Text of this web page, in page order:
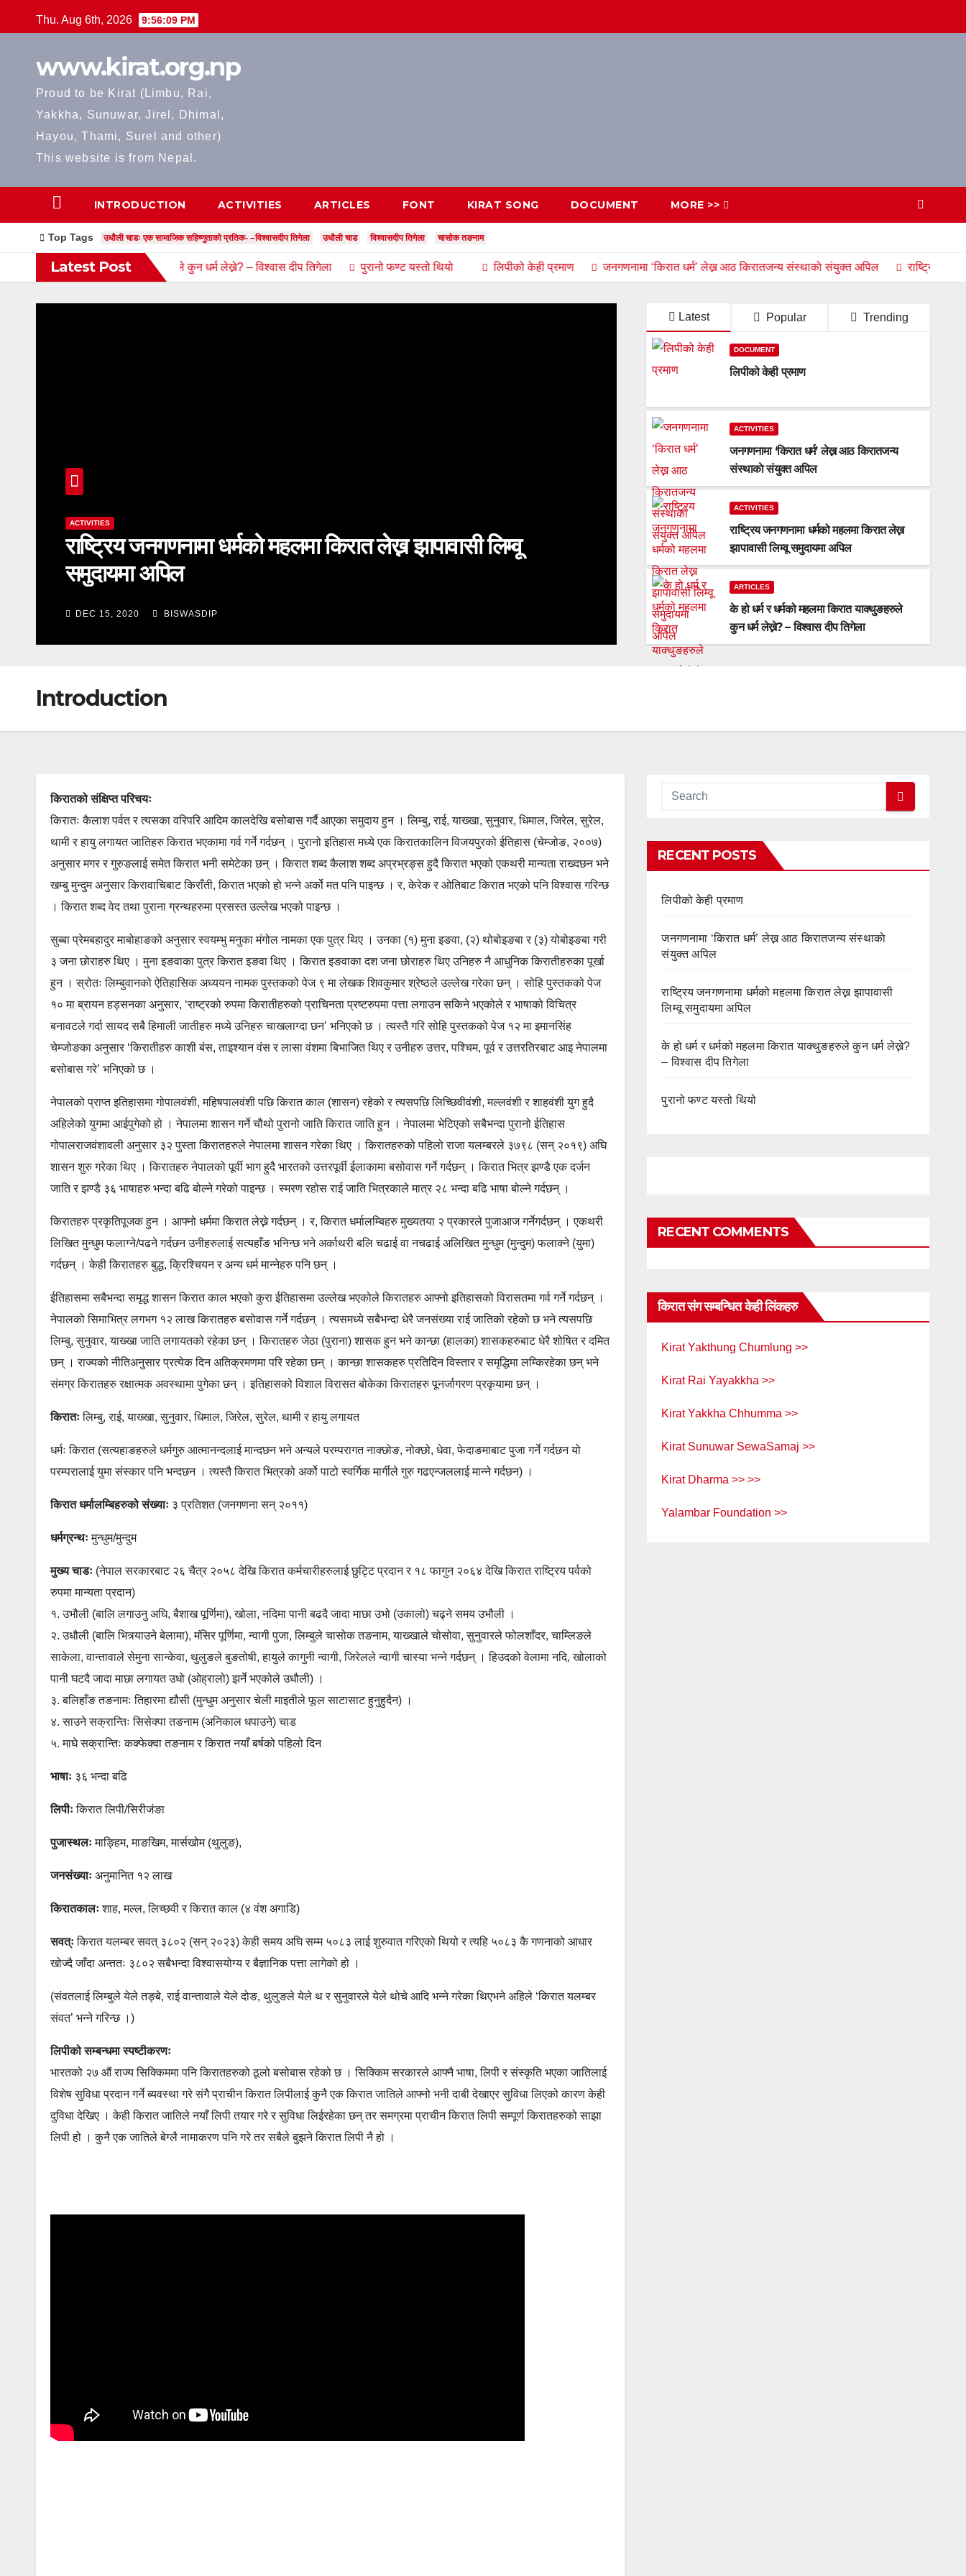
to
Thu. Aug 6th, 2026 9:56:10 PM
www.kirat.org.np
Proud to be Kirat (Limbu, Rai,
Yakkha, Sunuwar, Jirel, Dhimal,
Hayou, Thami, Surel and other)
This website is from Nepal.
INTRODUCTION ACTIVITIES ARTICLES FONT KIRAT SONG DOCUMENT MORE >>
Top Tags उधौली चाडः एक सामाजिक सहिष्णुताको प्रतिक- –विश्वासदीप तिगेला उधौली चाड विश्वासदीप तिगेला चासोक तङनाम
Latest Post
र धर्मको महलमा किरात याक्थुङहरुले कुन धर्म लेख्ने? – विश्वास दीप तिगेला पुरानो फण्ट यस्तो थियो लिपीको केही प्रमाण जनगणनामा ‘किरात धर्म’ लेख्न आठ किरातजन्य संस्थाकाे संयुक्त अपिल राष्ट्रिय जनगणनामा
ACTIVITIES
राष्ट्रिय जनगणनामा धर्मको महलमा किरात लेख्न झापावासी लिम्वू
समुदायमा अपिल
DEC 15, 2020 BISWASDIP
के हो धर्म र धर्मको महलमा किरात
दीप तिगेला
DEC 15, 2020 BISWASDIP
Latest Popular Trending
DOCUMENT
लिपीको केही प्रमाण
ACTIVITIES
जनगणनामा ‘किरात धर्म’ लेख्न आठ किरातजन्य
संस्थाकाे संयुक्त अपिल
ACTIVITIES
राष्ट्रिय जनगणनामा धर्मको महलमा किरात लेख्न
झापावासी लिम्वू समुदायमा अपिल
ARTICLES
के हो धर्म र धर्मको महलमा किरात याक्थुङहरुले
कुन धर्म लेख्ने? – विश्वास दीप तिगेला
Introduction
किरातको संक्षिप्त परिचयः
किरातः कैलाश पर्वत र त्यसका वरिपरि आदिम कालदेखि बसोबास गर्दै आएका समुदाय हुन । लिम्बु, राई, याख्खा, सुनुवार, धिमाल, जिरेल, सुरेल,
थामी र हायु लगायत जातिहरु किरात भएकामा गर्व गर्ने गर्दछन् । पुरानो इतिहास मध्ये एक किरातकालिन विजयपुरको ईतिहास (चेम्जोङ, २००७)
अनुसार मगर र गुरुङलाई समेत किरात भनी समेटेका छन् । किरात शब्द कैलाश शब्द अप्रभ्रङ्स हुदै किरात भएको एकथरी मान्यता राख्दछन भने
खम्बु मुन्दुम अनुसार किरावाचिबाट किराँती, किरात भएको हो भन्ने अर्को मत पनि पाइन्छ । र, केरेक र ओतिबाट किरात भएको पनि विश्वास गरिन्छ
। किरात शब्द वेद तथा पुराना ग्रन्थहरुमा प्रसस्त उल्लेख भएको पाइन्छ ।
सुब्बा प्रेमबहादुर माबोहाङको अनुसार स्वयम्भु मनुका मंगोल नामका एक पुत्र थिए । उनका (१) मुना इङवा, (२) थोबोइङबा र (३) योबोइङबा गरी
३ जना छोराहरु थिए । मुना इङवाका पुत्र किरात इङवा थिए । किरात इङवाका दश जना छोराहरु थिए उनिहरु नै आधुनिक किरातीहरुका पूर्खा
हुन । स्रोतः लिम्बुवानको ऐतिहासिक अध्ययन नामक पुस्तकको पेज ९ मा लेखक शिवकुमार श्रेष्ठले उल्लेख गरेका छन् । सोहि पुस्तकको पेज
१० मा ब्रायन हड्सनका अनुसार, ‘राष्ट्रको रुपमा किरातीहरुको प्राचिनता प्रष्टरुपमा पत्ता लगाउन सकिने भएकोले र भाषाको विचित्र
बनावटले गर्दा सायद सबै हिमाली जातीहरु मध्ये उनिहरु चाखलाग्दा छन’ भनिएको छ । त्यस्तै गरि सोहि पुस्तकको पेज १२ मा इमानसिंह
चेम्जोङका अनुसार ‘किरातीहरु काशी बंस, ताइश्यान वंस र लासा वंशमा बिभाजित थिए र उनीहरु उत्तर, पश्चिम, पूर्व र उत्तरतिरबाट आइ नेपालमा
बसोबास गरे’ भनिएको छ ।
नेपालको प्राप्त इतिहासमा गोपालवंशी, महिषपालवंशी पछि किरात काल (शासन) रहेको र त्यसपछि लिच्छिवीवंशी, मल्लवंशी र शाहवंशी युग हुदै
अहिलेको युगमा आईपुगेको हो । नेपालमा शासन गर्ने चौथो पुरानो जाति किरात जाति हुन । नेपालमा भेटिएको सबैभन्दा पुरानो ईतिहास
गोपालराजवंशावली अनुसार ३२ पुस्ता किरातहरुले नेपालमा शासन गरेका थिए । किरातहरुको पहिलो राजा यलम्बरले ३७९८ (सन् २०१९) अघि
शासन शुरु गरेका थिए । किरातहरु नेपालको पूर्वी भाग हुदै भारतको उत्तरपूर्वी ईलाकामा बसोवास गर्ने गर्दछन् । किरात भित्र झण्डै एक दर्जन
जाति र झण्डै ३६ भाषाहरु भन्दा बढि बोल्ने गरेको पाइन्छ । स्मरण रहोस राई जाति भित्रकाले मात्र २८ भन्दा बढि भाषा बोल्ने गर्दछन् ।
किरातहरु प्रकृतिपूजक हुन । आफ्नो धर्ममा किरात लेख्ने गर्दछन् । र, किरात धर्मालम्बिहरु मुख्यतया २ प्रकारले पुजाआज गर्नेगर्दछन् । एकथरी
लिखित मुन्धुम फलाग्ने/पढने गर्दछन उनीहरुलाई सत्यहाँङ भनिन्छ भने अर्काथरी बलि चढाई वा नचढाई अलिखित मुन्धुम (मुन्दुम) फलाक्ने (युमा)
गर्दछन् । केही किरातहरु बुद्ध, क्रिश्चियन र अन्य धर्म मान्नेहरु पनि छन् ।
ईतिहासमा सबैभन्दा समृद्ध शासन किरात काल भएको कुरा ईतिहासमा उल्लेख भएकोले किरातहरु आफ्नो इतिहासको विरासतमा गर्व गर्ने गर्दछन् ।
नेपालको सिमाभित्र लगभग १२ लाख किरातहरु बसोवास गर्ने गर्दछन् । त्यसमध्ये सबैभन्दा धेरै जनसंख्या राई जातिको रहेको छ भने त्यसपछि
लिम्बु, सुनुवार, याख्खा जाति लगायतको रहेका छन् । किरातहरु जेठा (पुराना) शासक हुन भने कान्छा (हालका) शासकहरुबाट धेरै शोषित र दमित
छन् । राज्यको नीतिअनुसार प्रत्येक दिन अतिक्रमणमा परि रहेका छन् । कान्छा शासकहरु प्रतिदिन विस्तार र समृद्धिमा लम्किरहेका छन् भने
संमग्र किरातहरु रक्षात्मक अवस्थामा पुगेका छन् । इतिहासको विशाल विरासत बोकेका किरातहरु पूनर्जागरण प्रकृयामा छन् ।
किरातःलिम्बु, राई, याख्खा, सुनुवार, धिमाल, जिरेल, सुरेल, थामी र हायु लगायत
धर्मः किरात (सत्यहाङहरुले धर्मगुरु आत्मानन्दलाई मान्दछन भने अन्यले परम्परागत नाक्छोङ, नोक्छो, धेवा, फेदाङमाबाट पुजा गर्ने गर्दछन यो
परम्परालाई युमा संस्कार पनि भन्दछन । त्यस्तै किरात भित्रको अर्को पाटो स्वर्गिक मार्गीले गुरु गढएन्जललाई मान्ने गर्दछन) ।
किरात धर्मालम्बिहरुको संख्याः ३ प्रतिशत (जनगणना सन् २०११)
धर्मग्रन्थःमुन्धुम/मुन्दुम
मुख्य चाडः (नेपाल सरकारबाट २६ चैत्र २०५८ देखि किरात कर्मचारीहरुलाई छुट्टि प्रदान र १८ फागुन २०६४ देखि किरात राष्ट्रिय पर्वको
रुपमा मान्यता प्रदान)
१. उभौली (बालि लगाउनु अघि, बैशाख पूर्णिमा), खोला, नदिमा पानी बढदै जादा माछा उभो (उकालो) चढ्ने समय उभौली ।
२. उधौली (बालि भित्र्याउने बेलामा), मंसिर पूर्णिमा, न्वागी पुजा, लिम्बुले चासोक तङनाम, याख्खाले चोसोवा, सुनुवारले फोलशाँदर, चाम्लिङले
साकेला, वान्तावाले सेमुना सान्केवा, थुलुङले बुङतोषी, हायुले कागुनी न्वागी, जिरेलले न्वागी चास्या भन्ने गर्दछन् । हिउदको वेलामा नदि, खोलाको
पानी घटदै जादा माछा लगायत उधो (ओह्रालो) झर्ने भएकोले उधौली) ।
३. बलिहाँङ तङनामः तिहारमा द्यौसी (मुन्धुम अनुसार चेली माइतीले फूल साटासाट हुनुहुदैन) ।
४. साउने सक्रान्तिः सिसेक्पा तङनाम (अनिकाल धपाउने) चाड
५. माघे सक्रान्तिः कक्फेक्वा तङनाम र किरात नयाँ बर्षको पहिलो दिन
भाषाः ३६ भन्दा बढि
लिपीःकिरात लिपी/सिरीजंङा
पुजास्थलःमाङ्हिम, माङखिम, मार्सखोम (थुलुङ),
जनसंख्याः अनुमानित १२ लाख
किरातकालःशाह, मल्ल, लिच्छवी र किरात काल (४ वंश अगाडि)
सवत्ःकिरात यलम्बर सवत् ३८०२ (सन् २०२३) केही समय अघि सम्म ५०८३ लाई शुरुवात गरिएको थियो र त्यहि ५०८३ कै गणनाको आधार
खोज्दै जाँदा अन्ततः ३८०२ सबैभन्दा विश्वासयोग्य र बैज्ञानिक पत्ता लागेको हो ।
(संवतलाई लिम्बुले येले तङ्बे, राई वान्तावाले येले दोङ, थुलुङले येले थ र सुनुवारले येले थोचे आदि भन्ने गरेका थिएभने अहिले ‘किरात यलम्बर
संवत’ भन्ने गरिन्छ ।)
लिपीको सम्बन्धमा स्पष्टीकरणः
भारतको २७ औं राज्य सिक्किममा पनि किरातहरुको ठूलो बसोबास रहेको छ । सिक्किम सरकारले आफ्नै भाषा, लिपी र संस्कृति भएका जातिलाई
विशेष सुविधा प्रदान गर्ने ब्यवस्था गरे संगै प्राचीन किरात लिपीलाई कुनै एक किरात जातिले आफ्नो भनी दाबी देखाएर सुविधा लिएको कारण केही
दुविधा देखिए । केही किरात जातिले नयाँ लिपी तयार गरे र सुविधा लिईरहेका छन् तर समग्रमा प्राचीन किरात लिपी सम्पूर्ण किरातहरुको साझा
लिपी हो । कुनै एक जातिले बेग्लै नामाकरण पनि गरे तर सबैले बुझने किरात लिपी नै हो ।
RECENT POSTS
लिपीको केही प्रमाण
जनगणनामा ‘किरात धर्म’ लेख्न आठ किरातजन्य संस्थाकाे
संयुक्त अपिल
राष्ट्रिय जनगणनामा धर्मको महलमा किरात लेख्न झापावासी
लिम्वू समुदायमा अपिल
के हो धर्म र धर्मको महलमा किरात याक्थुङहरुले कुन धर्म लेख्ने?
– विश्वास दीप तिगेला
पुरानो फण्ट यस्तो थियो
RECENT COMMENTS
किरात संग सम्बन्धित केही लिंकहरु
Kirat Yakthung Chumlung >>
Kirat Rai Yayakkha >>
Kirat Yakkha Chhumma >>
Kirat Sunuwar SewaSamaj >>
Kirat Dharma >> >>
Yalambar Foundation >>